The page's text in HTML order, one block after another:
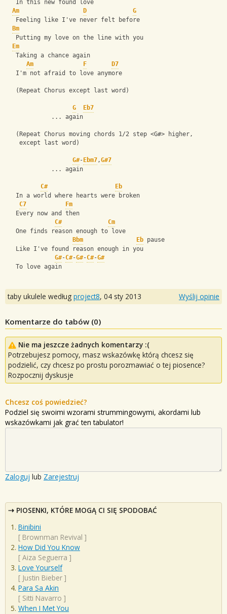
   In this new found love
Am
D
G
   Feeling like I've never felt before
Bm
   Putting my love on the line with you
Em
   Taking a chance again
Am
F
D7
   I'm not afraid to love anymore
   (Repeat Chorus except last word)
G
Eb7
             ... again
   (Repeat Chorus moving chords 1/2 step <G#> higher,
    except last word)
G#- Ebm7,G#7
             ... again
C#
Eb
   In a world where hearts were broken
C7
Fm
   Every now and then
C#
Cm
   One finds reason enough to love
Bbm
Eb pause
   Like I've found reason enough in you
G#-C#-G#-C#-G#
   To love again
taby ukulele według project8, 04 sty 2013 Wyślij opinie
Komentarze do tabów (0)
Nie ma jeszcze żadnych komentarzy :(
Potrzebujesz pomocy, masz wskazówkę którą chcesz się
podzielić, czy chcesz po prostu porozmawiać o tej piosence?
Rozpocznij dyskusje
Chcesz coś powiedzieć?
Podziel się swoimi wzorami strummingowymi, akordami lub
wskazówkami jak grać ten tabulator!
Zaloguj lub Zarejestruj
PIOSENKI, KTÓRE MOGĄ CI SIĘ SPODOBAĆ
Binibini
[ Brownman Revival ]
How Did You Know
[ Aiza Seguerra ]
Love Yourself
[ Justin Bieber ]
Para Sa Akin
[ Sitti Navarro ]
When I Met You